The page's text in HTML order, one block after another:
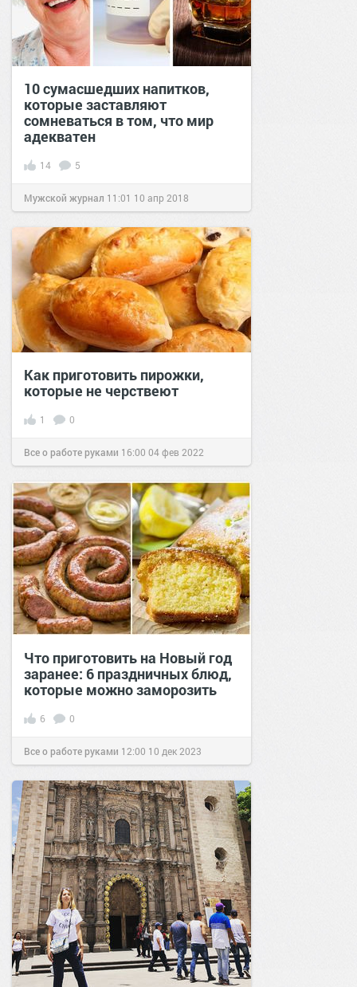
10 сумасшедших напитков,
которые заставляют
сомневаться в том, что мир
адекватен
14 5
Мужской журнал 11:01 10 апр 2018
Как приготовить пирожки,
которые не черствеют
1 0
Все о работе руками 16:00 04 фев 2022
Что приготовить на Новый год
заранее: 6 праздничных блюд,
которые можно заморозить
6 0
Все о работе руками 12:00 10 дек 2023